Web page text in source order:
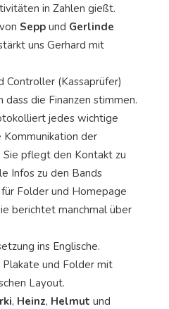
in Zahlen gießt.
Sepp und Gerlinde
uns Gerhard mit
Controller (Kassaprüfer)
dass die Finanzen stimmen.
jedes wichtige
der
Sie pflegt den Kontakt zu
Infos zu den Bands
Folder und Homepage
berichtet manchmal über
ins Englische.
und Folder mit
Layout.
, Heinz, Helmut und